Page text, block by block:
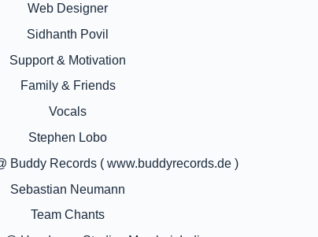
Web Designer
Sidhanth Povil
Support & Motivation
Family & Friends
Vocals
Stephen Lobo
Buddy Records ( www.buddyrecords.de )
Sebastian Neumann
Team Chants